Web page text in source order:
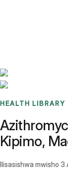
HEALTH LIBRARY
Kipimo,
Ilisasishwa mwisho 3